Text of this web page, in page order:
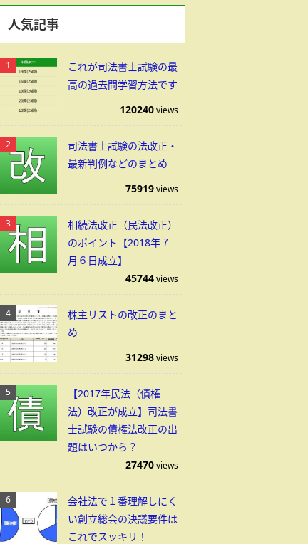
人気記事
これが司法書士試験の最
高の過去問学習方法です
120240views
司法書士試験の法改正・
最新判例などのまとめ
75919views
相続法改正（民法改正）
のポイント【2018年７
月６日成立】
45744views
株主リストの改正のまと
め
31298views
【2017年民法（債権
法）改正が成立】司法書
士試験の債権法改正の出
題はいつから？
27470views
会社法で１番理解しにく
い創立総会の決議要件は
これでスッキリ！